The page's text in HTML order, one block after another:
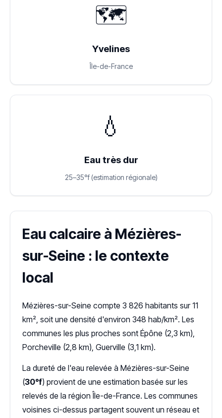
🗺️
Yvelines
Île-de-France
💧
Eau très dur
25–35°f (estimation régionale)
Eau calcaire à Mézières-
sur-Seine : le contexte
local
Mézières-sur-Seine compte 3 826 habitants sur 11
km², soit une densité d'environ 348 hab/km². Les
communes les plus proches sont Épône (2,3 km),
Porcheville (2,8 km), Guerville (3,1 km).
La dureté de l'eau relevée à Mézières-sur-Seine
(30°f) provient de une estimation basée sur les
relevés de la région Île-de-France. Les communes
voisines ci-dessus partagent souvent un réseau et